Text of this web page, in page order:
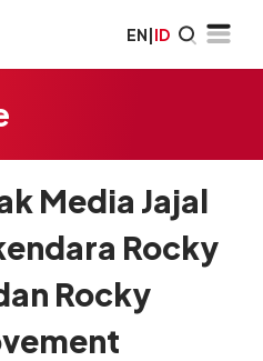
EN|ID
Media Jajal
Rocky
Rocky